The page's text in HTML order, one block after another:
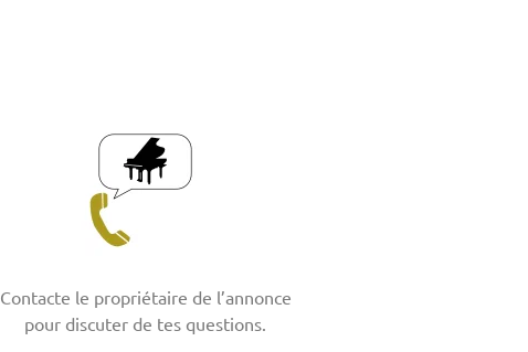
Contacte le propriétaire de l’annonce
pour discuter de tes questions.